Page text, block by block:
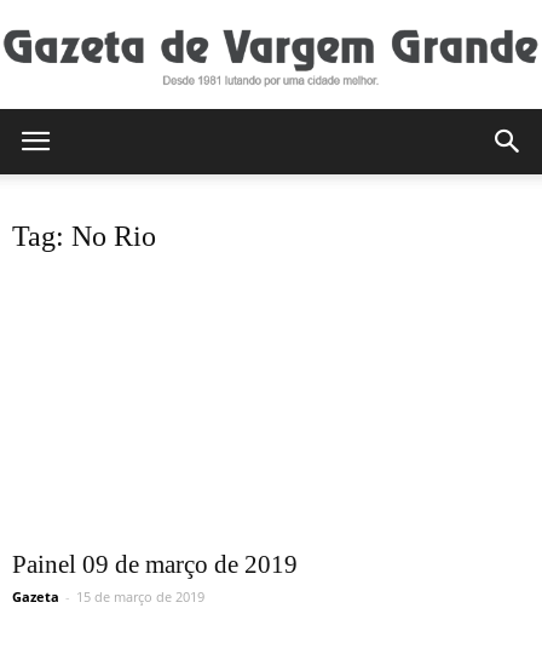
Tag: No Rio
Painel 09 de março de 2019
Gazeta - 15 de março de 2019